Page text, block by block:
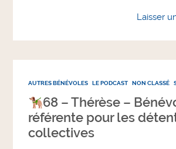
Laisser
AUTRES BÉNÉVOLES LE PODCAST NON CLASSÉ
68 – Thérèse –
référente pour les
collectives